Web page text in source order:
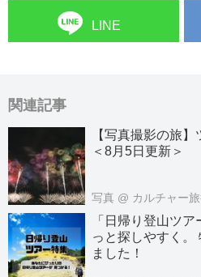
LINE
関連記事
【写真撮影の旅
＜8月5日更新＞
写真 @ カルチャー
「日帰り登山ツ
っと探しやすく。
ました！